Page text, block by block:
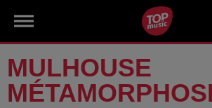
MULHOUSE